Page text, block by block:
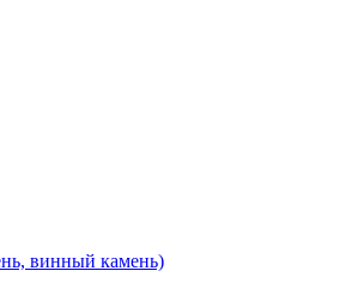
винный камень)